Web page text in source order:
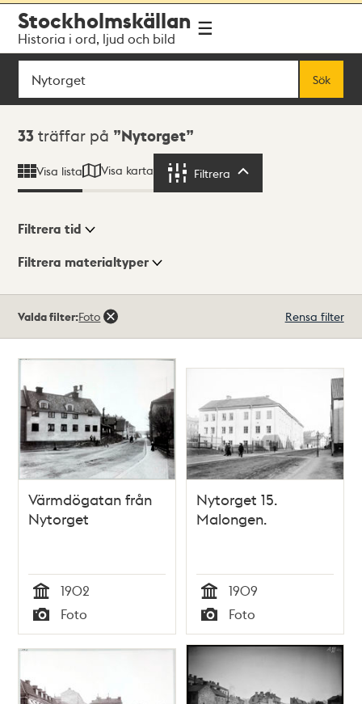
navigationen
huvudinnehållet
Stockholmskällan
Historia i ord, ljud och bild
Sök
Sök
Sökresultat
33 träffar på Nytorget
Visa lista Visa karta Filtrera
Visningsläge
Filtrera tid
Filtrera materialtyper
träffar
Valda filter:Foto Rensa filter
Värmdögatan från
Nytorget
Tid
1902
Typ
Foto
Nytorget 15.
Malongen.
Tid
1909
Typ
Foto